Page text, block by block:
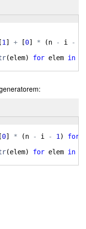
[1 ] + [0] * (n - i -
(elem) for elem in
[0] * (n - i - 1 ) for
(elem) for elem in